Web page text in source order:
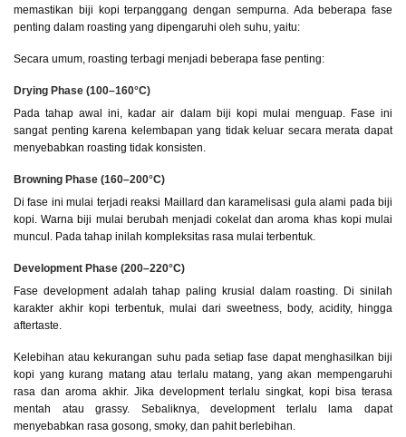
memastikan biji kopi terpanggang dengan sempurna. Ada beberapa fase
penting dalam roasting yang dipengaruhi oleh suhu, yaitu:
Secara umum, roasting terbagi menjadi beberapa fase penting:
Drying Phase (100–160°C)
Pada tahap awal ini, kadar air dalam biji kopi mulai menguap. Fase ini
sangat penting karena kelembapan yang tidak keluar secara merata dapat
menyebabkan roasting tidak konsisten.
Browning Phase (160–200°C)
Di fase ini mulai terjadi reaksi Maillard dan karamelisasi gula alami pada biji
kopi. Warna biji mulai berubah menjadi cokelat dan aroma khas kopi mulai
muncul. Pada tahap inilah kompleksitas rasa mulai terbentuk.
Development Phase (200–220°C)
Fase development adalah tahap paling krusial dalam roasting. Di sinilah
karakter akhir kopi terbentuk, mulai dari sweetness, body, acidity, hingga
aftertaste.
Kelebihan atau kekurangan suhu pada setiap fase dapat menghasilkan biji
kopi yang kurang matang atau terlalu matang, yang akan mempengaruhi
rasa dan aroma akhir. Jika development terlalu singkat, kopi bisa terasa
mentah atau grassy. Sebaliknya, development terlalu lama dapat
menyebabkan rasa gosong, smoky, dan pahit berlebihan.